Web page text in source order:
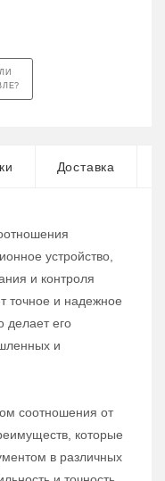
Доставка
устройство,
и контроля
точное и надежное
делает его
и
соотношения от
которые
в различных